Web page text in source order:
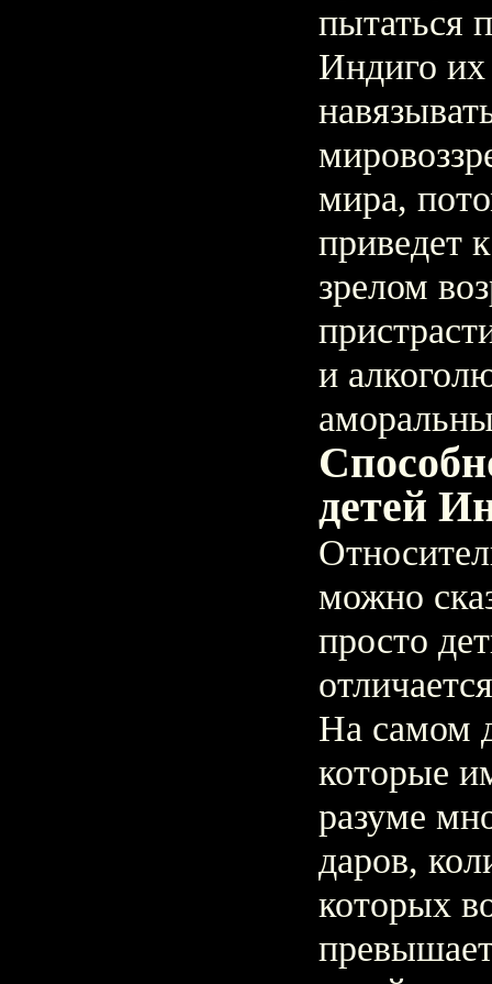
пытаться
Индиго их
мира,
приведет
зрелом
и
детей
можно
просто
На самом
которые
разуме
даров,
которых